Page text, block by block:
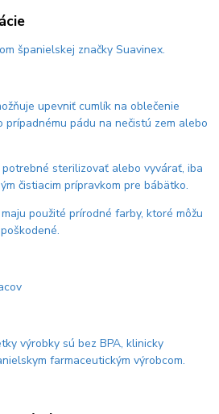
španielskej značky Suavinex.
upevniť cumlík na oblečenie
pádu na nečistú zem alebo
sterilizovať alebo vyvárať, iba
čistiacim prípravkom pre bábätko.
použité prírodné farby, ktoré môžu
výrobky sú bez BPA, klinicky
farmaceutickým výrobcom.